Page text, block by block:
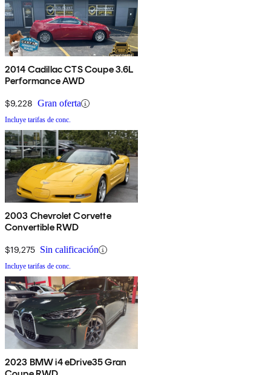
2014 Cadillac CTS Coupe 3.6L
Performance AWD
$9,228 Gran oferta
Incluye tarifas de conc.
2003 Chevrolet Corvette
Convertible RWD
$19,275 Sin calificación
Incluye tarifas de conc.
2023 BMW i4 eDrive35 Gran